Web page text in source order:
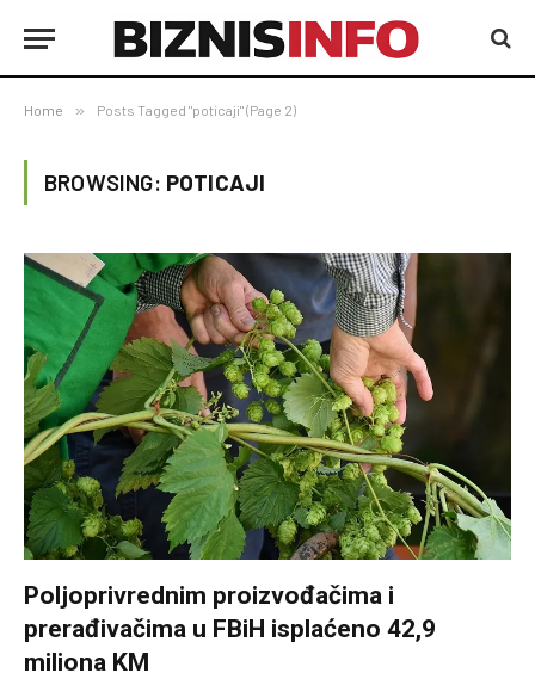
Home » Posts Tagged "poticaji" (Page 2)
BROWSING: POTICAJI
Poljoprivrednim proizvođačima i
prerađivačima u FBiH isplaćeno 42,9
miliona KM